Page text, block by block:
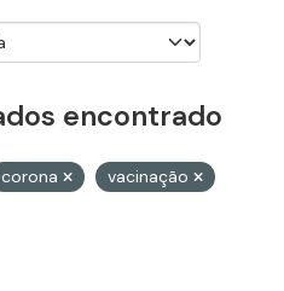
encontrado
corona
vacinação